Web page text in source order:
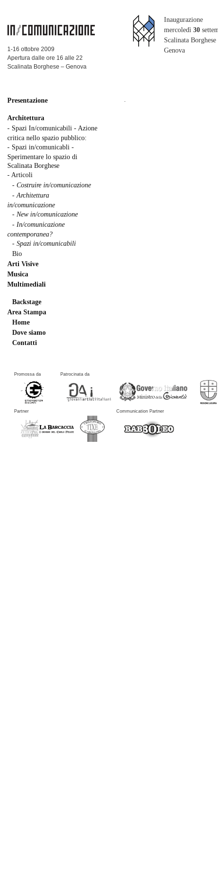
1-16 ottobre 2009
Apertura dalle ore 16 alle 22
Scalinata Borghese – Genova
Inaugurazione
mercoledì 30
Scalinata Borghese
Genova
Presentazione
Architettura
- Spazi In/comunicabili - Azione
critica nello spazio pubblico:
- Spazi in/comunicabli -
Sperimentare lo spazio di
Scalinata Borghese
- Articoli
- Costruire in/comunicazione
- Architettura
in/comunicazione
- New in/comunicazione
- In/comunicazione
contemporanea?
- Spazi in/comunicabili
Bio
Arti Visive
Musica
Multimediali
Backstage
Area Stampa
Home
Dove siamo
Contatti
.
Promossa da Patrocinata da
Partner Communication Partner